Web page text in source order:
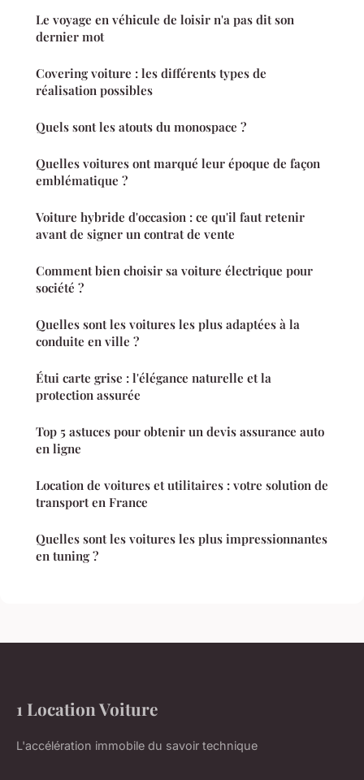
Le voyage en véhicule de loisir n'a pas dit son
dernier mot
Covering voiture : les différents types de
réalisation possibles
Quels sont les atouts du monospace ?
Quelles voitures ont marqué leur époque de façon
emblématique ?
Voiture hybride d'occasion : ce qu'il faut retenir
avant de signer un contrat de vente
Comment bien choisir sa voiture électrique pour
société ?
Quelles sont les voitures les plus adaptées à la
conduite en ville ?
Étui carte grise : l'élégance naturelle et la
protection assurée
Top 5 astuces pour obtenir un devis assurance auto
en ligne
Location de voitures et utilitaires : votre solution de
transport en France
Quelles sont les voitures les plus impressionnantes
en tuning ?
1 Location Voiture
L'accélération immobile du savoir technique